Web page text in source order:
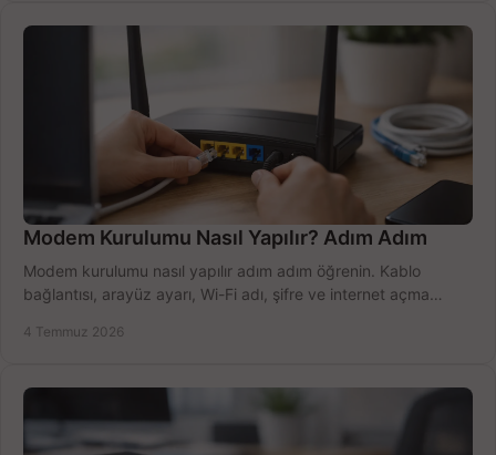
Modem Kurulumu Nasıl Yapılır? Adım Adım
Modem kurulumu nasıl yapılır adım adım öğrenin. Kablo
bağlantısı, arayüz ayarı, Wi-Fi adı, şifre ve internet açma
4 Temmuz 2026